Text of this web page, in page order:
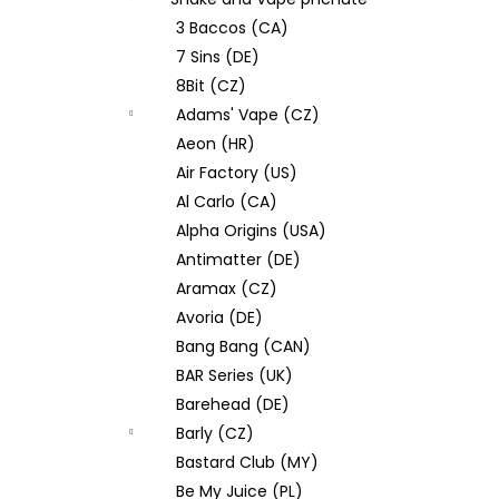
3 Baccos (CA)
7 Sins (DE)
8Bit (CZ)
Adams' Vape (CZ)
Aeon (HR)
Air Factory (US)
Al Carlo (CA)
Alpha Origins (USA)
Antimatter (DE)
Aramax (CZ)
Avoria (DE)
Bang Bang (CAN)
BAR Series (UK)
Barehead (DE)
Barly (CZ)
Bastard Club (MY)
Be My Juice (PL)
JOYETECH BF SS316 ATOMIZER 0,6OHM